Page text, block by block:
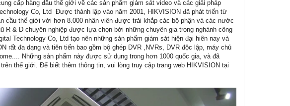
cấp hàng đầu thế giới về các sản phẩm giám sát video và các giải pháp
Co, Ltd Được thành lập vào năm 2001, HIKVISION đã phát triển từ
cầu thế giới với hơn 8.000 nhân viên được trải khắp các bộ phận và các nước
& D chuyên nghiệp được lựa chọn bởi những chuyên gia trong nghành công
Technology Co, Ltd tạo nên những sản phẩm giám sát hiện đại hiên nay và
rất đa dạng và tiên tiến bao gồm bộ ghép DVR ,NVRs, DVR độc lập, máy chủ
Những sản phẩm này được sử dụng trong hơn 1000 quốc gia, và đã
thế giới. Để biết thêm thông tin, vui lòng truy cập trang web HIKVISION tại